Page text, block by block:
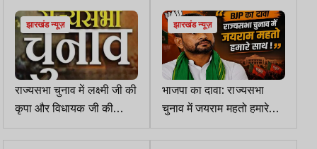
झारखंड न्यूज़
राज्यसभा चुनाव में लक्ष्मी जी की
कृपा और विधायक जी की
महिमा
झारखंड न्यूज़
भाजपा का दावा: राज्यसभा
चुनाव में जयराम महतो हमारे
साथ, बोले बात हो चुकी है